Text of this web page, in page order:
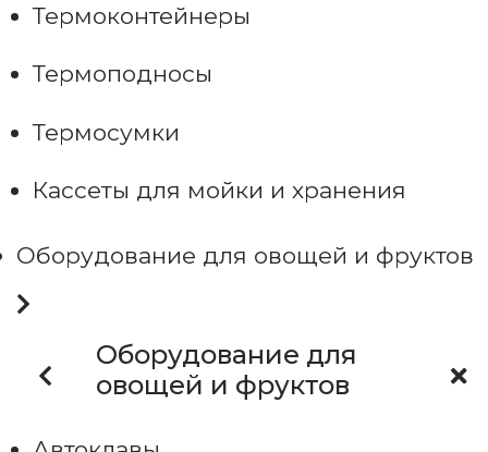
Термоконтейнеры
Термоподносы
Термосумки
Кассеты для мойки и хранения
Оборудование для овощей и фруктов
Оборудование для
овощей и фруктов